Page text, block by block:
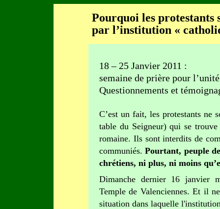
Pourquoi les protestants
par l’institution «
18 – 25 Janvier 2011 :
semaine de prière pour
Questionnements et
C’est un fait, les protestants ne
table du Seigneur) qui se
romaine. Ils sont interdits de
communiés.Pourtant, peuple
chrétiens, ni plus, ni moins
Dimanche dernier 16 janvier
Temple de Valenciennes. Et il
situation dans laquelle